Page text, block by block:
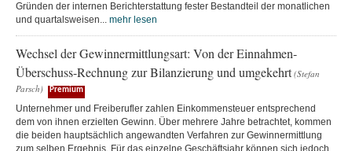
Gründen der internen Berichterstattung fester Bestandteil der monatlichen
und quartalsweisen... mehr lesen
Wechsel der Gewinnermittlungsart: Von der Einnahmen-
Überschuss-Rechnung zur Bilanzierung und umgekehrt (Stefan
Parsch)
Premium
Unternehmer und Freiberufler zahlen Einkommensteuer entsprechend
dem von ihnen erzielten Gewinn. Über mehrere Jahre betrachtet, kommen
die beiden hauptsächlich angewandten Verfahren zur Gewinnermittlung
zum selben Ergebnis. Für das einzelne Geschäftsjahr können sich jedoch